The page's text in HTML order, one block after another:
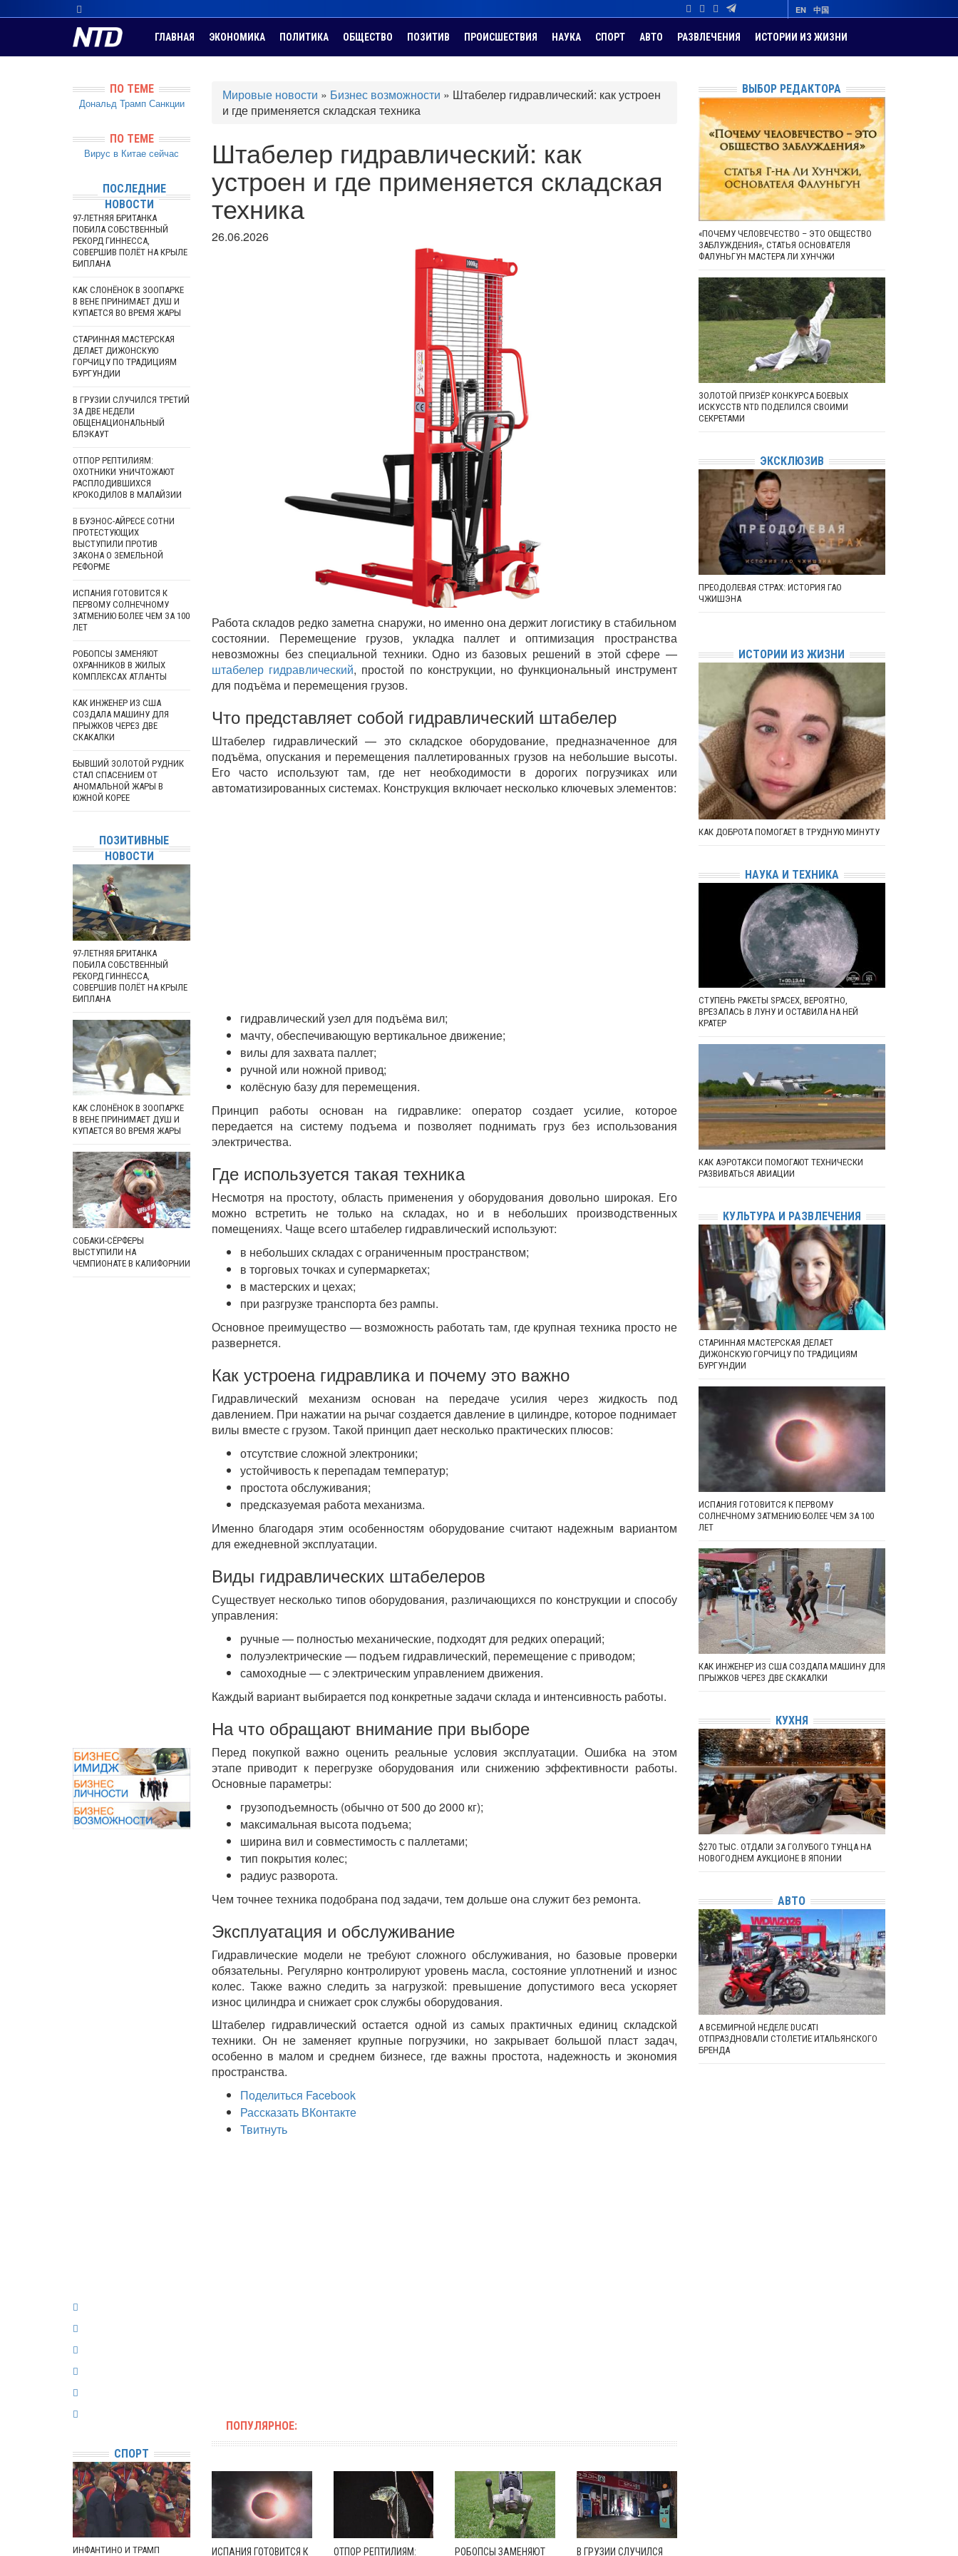
EN 中国
ГЛАВНАЯ ЭКОНОМИКА ПОЛИТИКА ОБЩЕСТВО ПОЗИТИВ ПРОИСШЕСТВИЯ НАУКА СПОРТ АВТО РАЗВЛЕЧЕНИЯ ИСТОРИИ ИЗ ЖИЗНИ
Мировые новости » Бизнес возможности » Штабелер гидравлический: как устроен
и где применяется складская техника
Штабелер гидравлический: как
устроен и где применяется складская
техника
26.06.2026
Работа складов редко заметна снаружи, но именно она держит логистику в стабильном
состоянии. Перемещение грузов, укладка паллет и оптимизация пространства
невозможны без специальной техники. Одно из базовых решений в этой сфере —
штабелер гидравлический, простой по конструкции, но функциональный инструмент
для подъёма и перемещения грузов.
Что представляет собой гидравлический штабелер
Штабелер гидравлический — это складское оборудование, предназначенное для
подъёма, опускания и перемещения паллетированных грузов на небольшие высоты.
Его часто используют там, где нет необходимости в дорогих погрузчиках или
автоматизированных системах. Конструкция включает несколько ключевых элементов:
гидравлический узел для подъёма вил;
мачту, обеспечивающую вертикальное движение;
вилы для захвата паллет;
ручной или ножной привод;
колёсную базу для перемещения.
Принцип работы основан на гидравлике: оператор создает усилие, которое
передается на систему подъема и позволяет поднимать груз без использования
электричества.
Где используется такая техника
Несмотря на простоту, область применения у оборудования довольно широкая. Его
можно встретить не только на складах, но и в небольших производственных
помещениях. Чаще всего штабелер гидравлический используют:
в небольших складах с ограниченным пространством;
в торговых точках и супермаркетах;
в мастерских и цехах;
при разгрузке транспорта без рампы.
Основное преимущество — возможность работать там, где крупная техника просто не
развернется.
Как устроена гидравлика и почему это важно
Гидравлический механизм основан на передаче усилия через жидкость под
давлением. При нажатии на рычаг создается давление в цилиндре, которое поднимает
вилы вместе с грузом. Такой принцип дает несколько практических плюсов:
отсутствие сложной электроники;
устойчивость к перепадам температур;
простота обслуживания;
предсказуемая работа механизма.
Именно благодаря этим особенностям оборудование считают надежным вариантом
для ежедневной эксплуатации.
Виды гидравлических штабелеров
Существует несколько типов оборудования, различающихся по конструкции и способу
управления:
ручные — полностью механические, подходят для редких операций;
полуэлектрические — подъем гидравлический, перемещение с приводом;
самоходные — с электрическим управлением движения.
Каждый вариант выбирается под конкретные задачи склада и интенсивность работы.
На что обращают внимание при выборе
Перед покупкой важно оценить реальные условия эксплуатации. Ошибка на этом
этапе приводит к перегрузке оборудования или снижению эффективности работы.
Основные параметры:
грузоподъемность (обычно от 500 до 2000 кг);
максимальная высота подъема;
ширина вил и совместимость с паллетами;
тип покрытия колес;
радиус разворота.
Чем точнее техника подобрана под задачи, тем дольше она служит без ремонта.
Эксплуатация и обслуживание
Гидравлические модели не требуют сложного обслуживания, но базовые проверки
обязательны. Регулярно контролируют уровень масла, состояние уплотнений и износ
колес. Также важно следить за нагрузкой: превышение допустимого веса ускоряет
износ цилиндра и снижает срок службы оборудования.
Штабелер гидравлический остается одной из самых практичных единиц складской
техники. Он не заменяет крупные погрузчики, но закрывает большой пласт задач,
особенно в малом и среднем бизнесе, где важны простота, надежность и экономия
пространства.
Поделиться Facebook
Рассказать ВКонтакте
Твитнуть
ПОПУЛЯРНОЕ:
ИСПАНИЯ ГОТОВИТСЯ К ОТПОР РЕПТИЛИЯМ: РОБОПСЫ ЗАМЕНЯЮТ В ГРУЗИИ СЛУЧИЛСЯ
ПО ТЕМЕ
Дональд Трамп Санкции
ПО ТЕМЕ
Вирус в Китае сейчас
ПОСЛЕДНИЕ
НОВОСТИ
97-ЛЕТНЯЯ БРИТАНКА
ПОБИЛА СОБСТВЕННЫЙ
РЕКОРД ГИННЕССА,
СОВЕРШИВ ПОЛЁТ НА КРЫЛЕ
БИПЛАНА
КАК СЛОНЁНОК В ЗООПАРКЕ
В ВЕНЕ ПРИНИМАЕТ ДУШ И
КУПАЕТСЯ ВО ВРЕМЯ ЖАРЫ
СТАРИННАЯ МАСТЕРСКАЯ
ДЕЛАЕТ ДИЖОНСКУЮ
ГОРЧИЦУ ПО ТРАДИЦИЯМ
БУРГУНДИИ
В ГРУЗИИ СЛУЧИЛСЯ ТРЕТИЙ
ЗА ДВЕ НЕДЕЛИ
ОБЩЕНАЦИОНАЛЬНЫЙ
БЛЭКАУТ
ОТПОР РЕПТИЛИЯМ:
ОХОТНИКИ УНИЧТОЖАЮТ
РАСПЛОДИВШИХСЯ
КРОКОДИЛОВ В МАЛАЙЗИИ
В БУЭНОС-АЙРЕСЕ СОТНИ
ПРОТЕСТУЮЩИХ
ВЫСТУПИЛИ ПРОТИВ
ЗАКОНА О ЗЕМЕЛЬНОЙ
РЕФОРМЕ
ИСПАНИЯ ГОТОВИТСЯ К
ПЕРВОМУ СОЛНЕЧНОМУ
ЗАТМЕНИЮ БОЛЕЕ ЧЕМ ЗА 100
ЛЕТ
РОБОПСЫ ЗАМЕНЯЮТ
ОХРАННИКОВ В ЖИЛЫХ
КОМПЛЕКСАХ АТЛАНТЫ
КАК ИНЖЕНЕР ИЗ США
СОЗДАЛА МАШИНУ ДЛЯ
ПРЫЖКОВ ЧЕРЕЗ ДВЕ
СКАКАЛКИ
БЫВШИЙ ЗОЛОТОЙ РУДНИК
СТАЛ СПАСЕНИЕМ ОТ
АНОМАЛЬНОЙ ЖАРЫ В
ЮЖНОЙ КОРЕЕ
ПОЗИТИВНЫЕ
НОВОСТИ
97-ЛЕТНЯЯ БРИТАНКА
ПОБИЛА СОБСТВЕННЫЙ
РЕКОРД ГИННЕССА,
СОВЕРШИВ ПОЛЁТ НА КРЫЛЕ
БИПЛАНА
КАК СЛОНЁНОК В ЗООПАРКЕ
В ВЕНЕ ПРИНИМАЕТ ДУШ И
КУПАЕТСЯ ВО ВРЕМЯ ЖАРЫ
СОБАКИ-СЁРФЕРЫ
ВЫСТУПИЛИ НА
ЧЕМПИОНАТЕ В КАЛИФОРНИИ
СПОРТ
ИНФАНТИНО И ТРАМП
ВЫБОР РЕДАКТОРА
«ПОЧЕМУ ЧЕЛОВЕЧЕСТВО – ЭТО ОБЩЕСТВО
ЗАБЛУЖДЕНИЯ», СТАТЬЯ ОСНОВАТЕЛЯ
ФАЛУНЬГУН МАСТЕРА ЛИ ХУНЧЖИ
ЗОЛОТОЙ ПРИЗЁР КОНКУРСА БОЕВЫХ
ИСКУССТВ NTD ПОДЕЛИЛСЯ СВОИМИ
СЕКРЕТАМИ
ЭКСКЛЮЗИВ
ПРЕОДОЛЕВАЯ СТРАХ: ИСТОРИЯ ГАО
ЧЖИШЭНА
ИСТОРИИ ИЗ ЖИЗНИ
КАК ДОБРОТА ПОМОГАЕТ В ТРУДНУЮ МИНУТУ
НАУКА И ТЕХНИКА
СТУПЕНЬ РАКЕТЫ SPACEX, ВЕРОЯТНО,
ВРЕЗАЛАСЬ В ЛУНУ И ОСТАВИЛА НА НЕЙ
КРАТЕР
КАК АЭРОТАКСИ ПОМОГАЮТ ТЕХНИЧЕСКИ
РАЗВИВАТЬСЯ АВИАЦИИ
КУЛЬТУРА И РАЗВЛЕЧЕНИЯ
СТАРИННАЯ МАСТЕРСКАЯ ДЕЛАЕТ
ДИЖОНСКУЮ ГОРЧИЦУ ПО ТРАДИЦИЯМ
БУРГУНДИИ
ИСПАНИЯ ГОТОВИТСЯ К ПЕРВОМУ
СОЛНЕЧНОМУ ЗАТМЕНИЮ БОЛЕЕ ЧЕМ ЗА 100
ЛЕТ
КАК ИНЖЕНЕР ИЗ США СОЗДАЛА МАШИНУ ДЛЯ
ПРЫЖКОВ ЧЕРЕЗ ДВЕ СКАКАЛКИ
КУХНЯ
$270 ТЫС. ОТДАЛИ ЗА ГОЛУБОГО ТУНЦА НА
НОВОГОДНЕМ АУКЦИОНЕ В ЯПОНИИ
АВТО
А ВСЕМИРНОЙ НЕДЕЛЕ DUCATI
ОТПРАЗДНОВАЛИ СТОЛЕТИЕ ИТАЛЬЯНСКОГО
БРЕНДА